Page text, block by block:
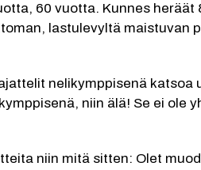
60 vuotta. Kunnes heräät
lastulevyltä maistuvan
nelikymppisenä katsoa
niin älä! Se ei ole
niin mitä sitten: Olet